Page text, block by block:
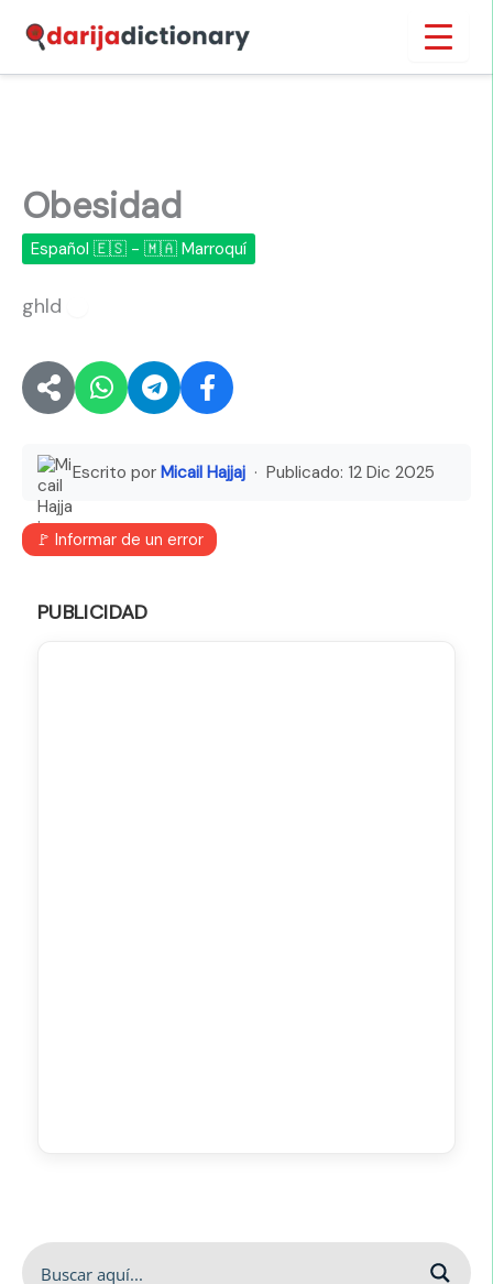
contenido
Obesidad
Español 🇪🇸 - 🇲🇦 Marroquí
ghld
Escrito por Micail Hajjaj · Publicado: 12 Dic 2025
🚩 Informar de un error
PUBLICIDAD